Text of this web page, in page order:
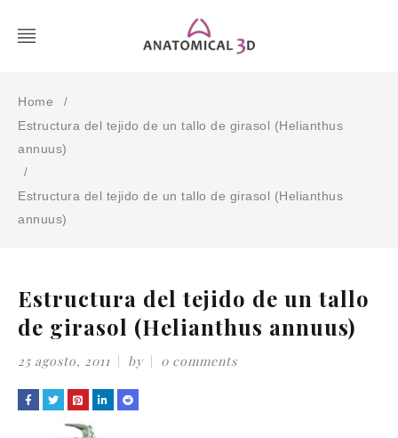
Home /
Estructura del tejido de un tallo de girasol (Helianthus
annuus)
/
Estructura del tejido de un tallo de girasol (Helianthus
annuus)
Estructura del tejido de un tallo
de girasol (Helianthus annuus)
25 agosto, 2011 by 0 comments